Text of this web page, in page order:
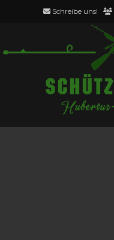
Schreibe uns!
Blog